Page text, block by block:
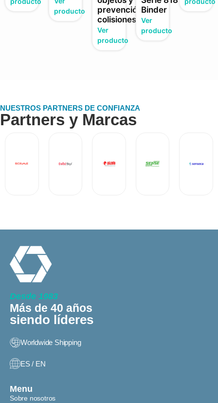
producto
prevención
colisiones
Ver
producto
Binder
Ver
producto
NUESTROS PARTNERS DE CONFIANZA
Partners y Marcas
Desde 1983
Más de 40 años
siendo líderes
Worldwide Shipping
ES / EN
Menu
Sobre nosotros